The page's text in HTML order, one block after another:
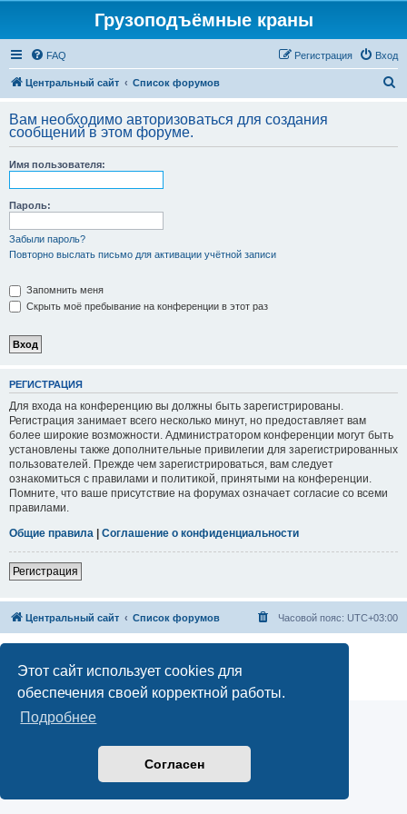
Этот сайт использует cookies для
обеспечения своей корректной работы.
Подробнее
Согласен
Грузоподъёмные краны
FAQ Вход
Регистрация
Центральный сайт Список форумов
с
Вам необходимо авторизоваться для создания
сообщений в этом форуме.
Имя пользователя:
Пароль:
Забыли пароль?
Повторно выслать письмо для активации учётной записи
Запомнить меня
Скрыть моё пребывание на конференции в этот раз
РЕГИСТРАЦИЯ
Для входа на конференцию вы должны быть зарегистрированы.
Регистрация занимает всего несколько минут, но предоставляет вам
более широкие возможности. Администратором конференции могут быть
установлены также дополнительные привилегии для зарегистрированных
пользователей. Прежде чем зарегистрироваться, вам следует
ознакомиться с правилами и политикой, принятыми на конференции.
Помните, что ваше присутствие на форумах означает согласие со всеми
правилами.
Общие правила | Соглашение о конфиденциальности
Регистрация
Центральный сайт Список форумов Часовой пояс: UTC+03:00
Русская поддержка phpBB